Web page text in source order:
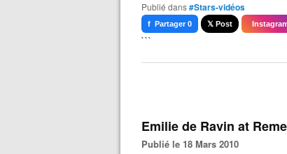
Publié dans#Stars-vidéos
f Partager 0 𝕏 Post
```
Emilie de Ravin at
Publié le 18 Mars 2010